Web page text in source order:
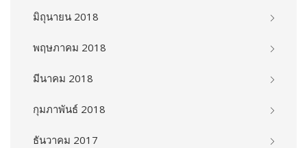
มิถุนายน 2018
พฤษภาคม 2018
มีนาคม 2018
กุมภาพันธ์ 2018
ธันวาคม 2017